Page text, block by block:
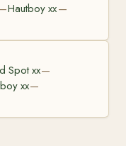
Hautboy xx—
Spot xx—
xx—